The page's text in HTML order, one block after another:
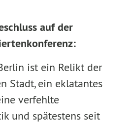
auf der
ist ein Relikt der
Stadt, ein eklatantes
verfehlte
und spätestens seit